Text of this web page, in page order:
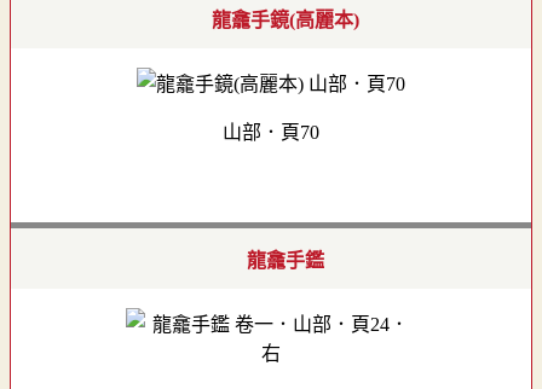
龍龕手鏡(高麗本)
山部．頁70
龍龕手鑑